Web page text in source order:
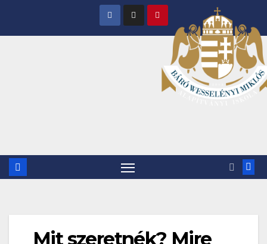
Mit szeretnék? Mire